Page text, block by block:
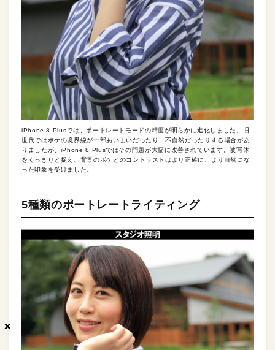
×
×
×
iPhone 8 Plusでは、ポートレートモードの精度が明らかに進化しました。旧
世代ではボケの境界線が一部あいまいだったり、不自然だったりする場合があ
りましたが、iPhone 8 Plusではその問題が大幅に改善されています。被写体
をくっきりと捉え、背景のボケとのコントラストはより正確に、より自然にな
った印象を受けました。
5種類のポートレートライティング